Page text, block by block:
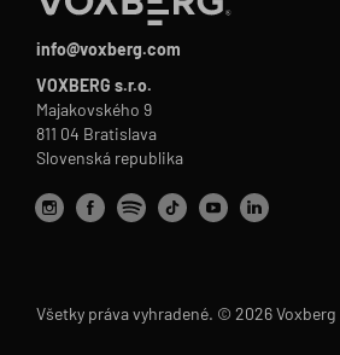
info@voxberg.com
VOXBERG s.r.o.
Majakovského 9
811 04 Bratislava
Slovenská republika
Všetky práva vyhradené. © 2026 Voxberg